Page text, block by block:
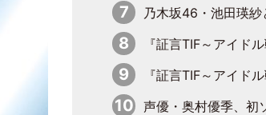
乃木坂46・池田瑛紗と中西アルノが「真冬のかき氷」騒動で火花散らす！ 因縁
『証言TIF～アイドル戦国時代とはなんだったのか～』第11回：私立恵比寿中学・真山りか×安本彩花「TIFで10年ぶりのキ
『証言TIF～アイドル戦国時代とはなんだったのか～』第6回：でんぱ組.inc・古川未鈴×相沢梨紗「『ハロプロやりたかったな』
声優・奥村優季、初ソログラビアで初ソロ表紙を飾る！ 初めて見せる表情や、声優を